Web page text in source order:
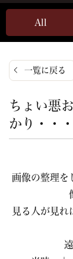
All
一覧に戻る
ちょい悪
かり・・
画像の整理を
見る人が見れ